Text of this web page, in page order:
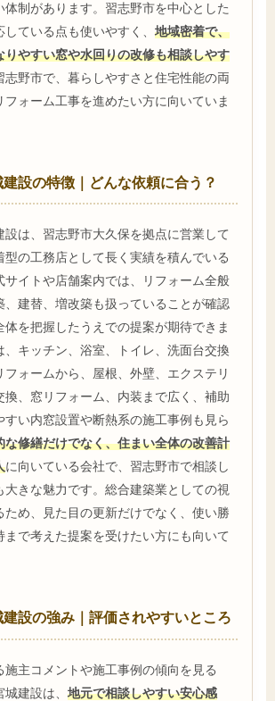
体制があります。習志野市を中心とした
ている点も使いやすく、 地域密着で、
りやすい窓や水回りの改修も相談しやす
志野市で、暮らしやすさと住宅性能の両
フォーム工事を進めたい方に向いていま
設の特徴｜どんな依頼に合う？
設は、習志野市大久保を拠点に営業して
型の工務店として長く実績を積んでいる
サイトや店舗案内では、リフォーム全般
、建替、増改築も扱っていることが確認
体を把握したうえでの提案が期待できま
、キッチン、浴室、トイレ、洗面台交換
フォームから、屋根、外壁、エクステリ
換、窓リフォーム、内装まで広く、補助
すい内窓設置や断熱系の施工事例も見ら
な修繕だけでなく、住まい全体の改善計
に向いている会社で、習志野市で相談し
大きな魅力です。総合建築業としての視
ため、見た目の更新だけでなく、使い勝
まで考えた提案を受けたい方にも向いて
設の強み｜評価されやすいところ
施主コメントや施工事例の傾向を見る
建設は、 地元で相談しやすい安心感